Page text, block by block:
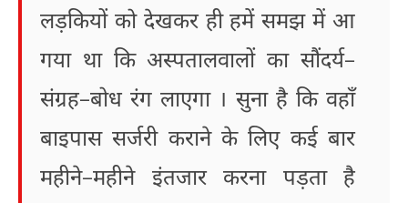
लड़कियों को देखकर ही हमें समझ में आ
गया था कि अस्पतालवालों का सौंदर्य–
संग्रह–बोध रंग लाएगा । सुना है कि वहाँ
बाइपास सर्जरी कराने के लिए कई बार
महीने–महीने इंतजार करना पड़ता है